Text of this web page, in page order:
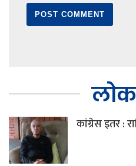
कांग्रेस इतर :